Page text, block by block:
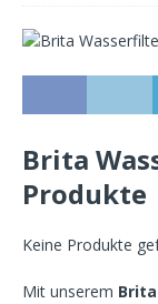
Brita
Produkte
Keine Produkte
Mit unserem Brita